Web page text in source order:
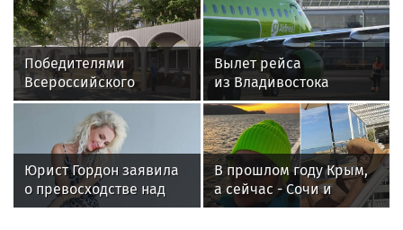
Победителями
Всероссийского
конкурса
благоустройства стали
пять городов
Подмосковья
Вылет рейса
из Владивостока
в Шанхай задержали
на 20 часов
Юрист Гордон заявила
о превосходстве над
Галич, обвинив
В прошлом году Крым,
а сейчас - Сочи и
Грузия: куда этим